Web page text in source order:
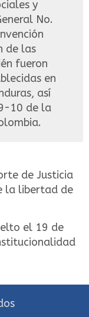
y
No.
de las
fueron
en
así
10 de la
de Justicia
la libertad de
el 19 de